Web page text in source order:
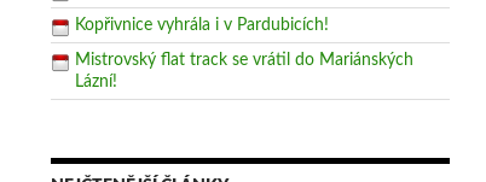
Kopřivnice vyhrála i v Pardubicích!
Mistrovský flat track se vrátil do Mariánských
Lázní!